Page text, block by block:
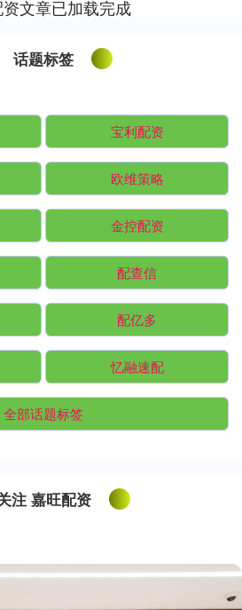
文章已加载完成
话题标签
宝利配资
欧维策略
金控配资
配查信
配亿多
忆融速配
全部话题标签
注 嘉旺配资